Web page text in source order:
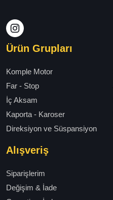
Ürün Grupları
Komple Motor
Far - Stop
İç Aksam
Kaporta - Karoser
Direksiyon ve Süspansiyon
Alışveriş
Siparişlerim
Değişim & İade